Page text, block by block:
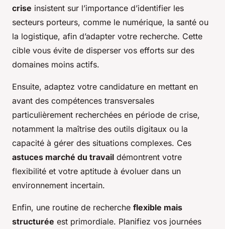
crise insistent sur l’importance d’identifier les
secteurs porteurs, comme le numérique, la santé ou
la logistique, afin d’adapter votre recherche. Cette
cible vous évite de disperser vos efforts sur des
domaines moins actifs.
Ensuite, adaptez votre candidature en mettant en
avant des compétences transversales
particulièrement recherchées en période de crise,
notamment la maîtrise des outils digitaux ou la
capacité à gérer des situations complexes. Ces
astuces marché du travail démontrent votre
flexibilité et votre aptitude à évoluer dans un
environnement incertain.
Enfin, une routine de recherche flexible mais
structurée est primordiale. Planifiez vos journées